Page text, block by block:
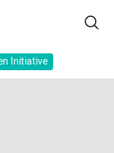
Initiative